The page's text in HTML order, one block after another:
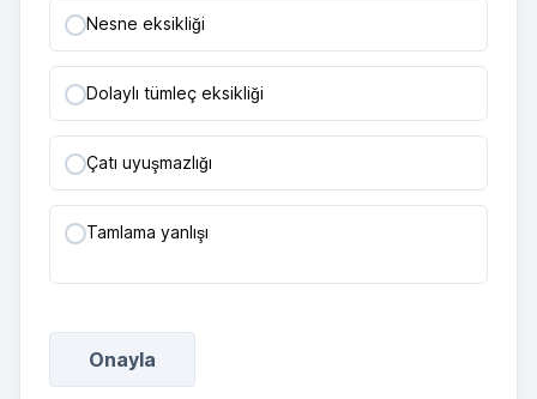
Nesne eksikliği
Dolaylı tümleç eksikliği
Çatı uyuşmazlığı
Tamlama yanlışı
Onayla